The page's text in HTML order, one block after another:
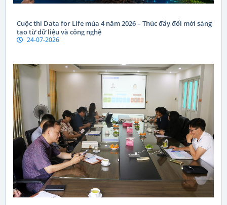
Cuộc thi Data for Life mùa 4 năm 2026 – Thúc đẩy đổi mới sáng
tạo từ dữ liệu và công nghệ
24-07-2026